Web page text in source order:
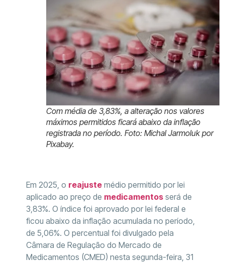
Com média de 3,83%, a alteração nos valores
máximos permitidos ficará abaixo da inflação
registrada no período. Foto: Michal Jarmoluk por
Pixabay.
Em 2025, o reajuste médio permitido por lei
aplicado ao preço de medicamentosserá de
3,83%. O índice foi aprovado por lei federal e
ficou abaixo da inflação acumulada no período,
de 5,06%. O percentual foi divulgado pela
Câmara de Regulação do Mercado de
Medicamentos (CMED) nesta segunda-feira, 31